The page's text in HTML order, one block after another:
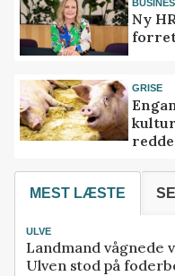
Ny
GRISE
MEST LÆSTE
ULVE
Landmand vågnede
Ulven stod på